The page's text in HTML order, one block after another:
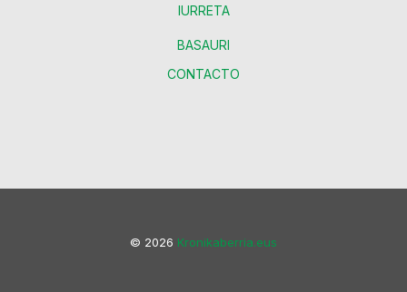
IURRETA
BASAURI
CONTACTO
© 2026 Kronikaberria.eus